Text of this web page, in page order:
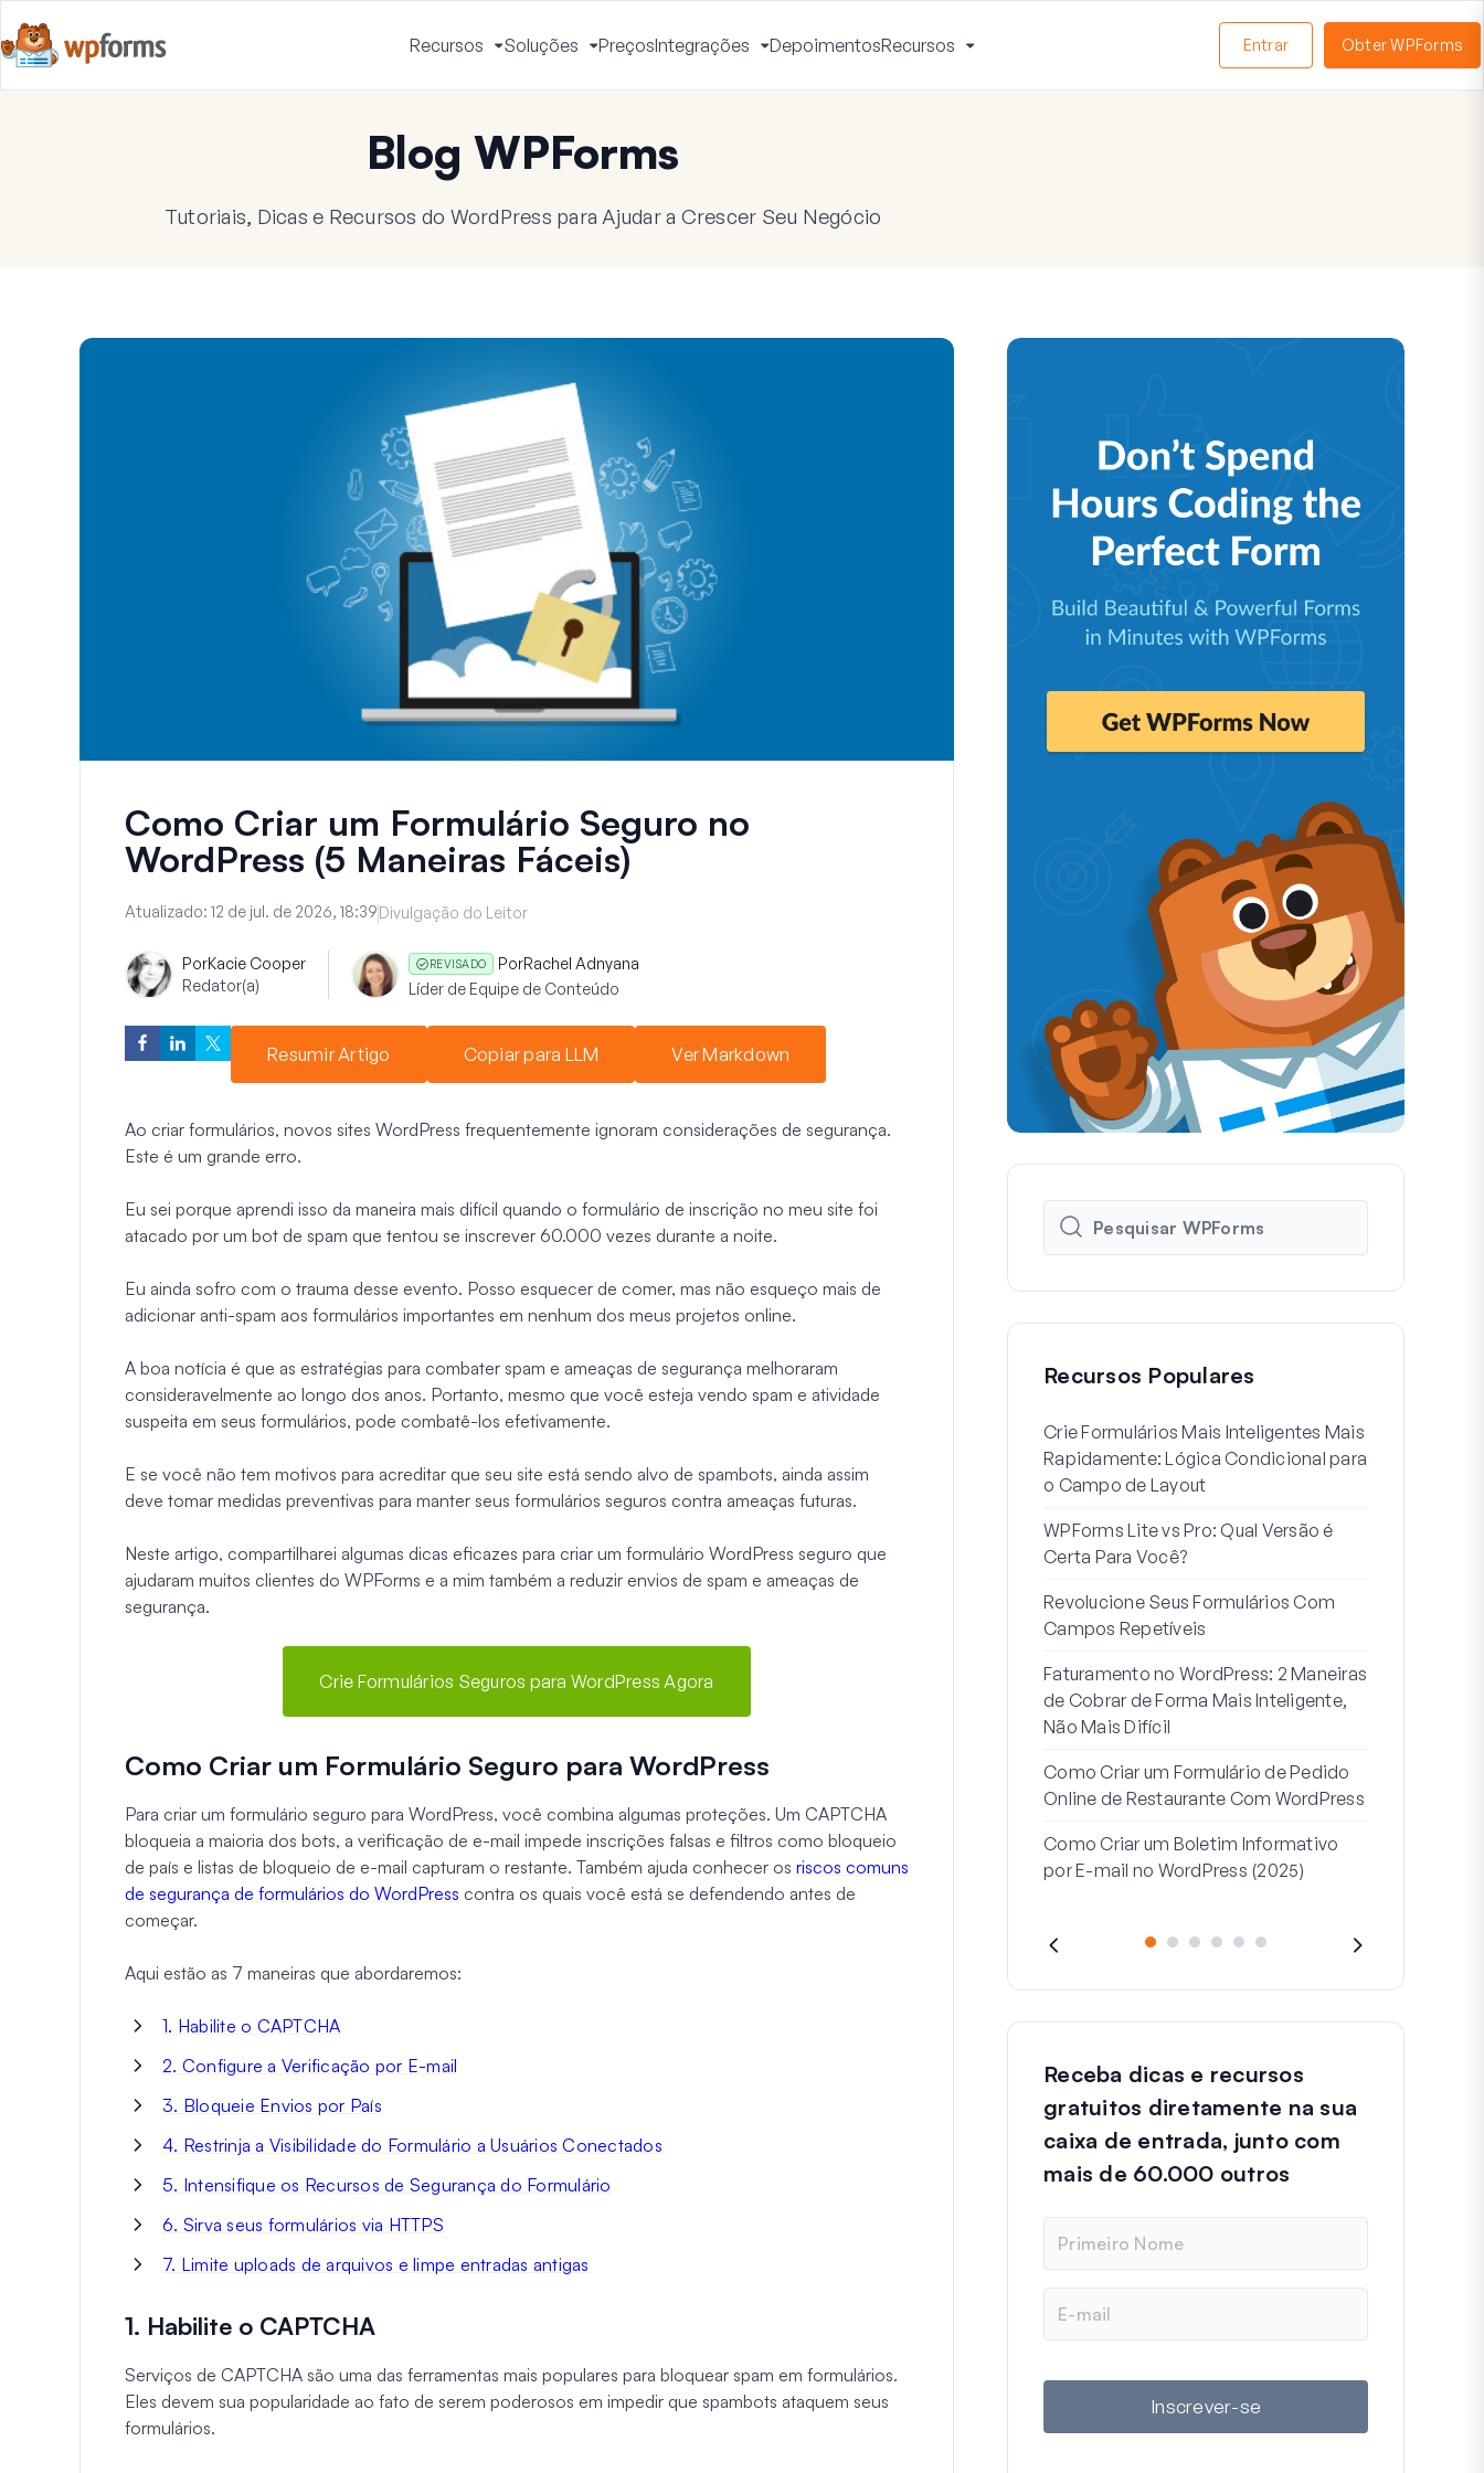
Recursos
Alternar
Menu
Soluções
Alternar
Menu
PreçosIntegrações
Alternar
Menu
DepoimentosRecursos
Menu
Entrar Obter WPForms
Blog WPForms
Tutoriais, Dicas e Recursos do WordPress para Ajudar a Crescer Seu Negócio
Como Criar um Formulário Seguro no
WordPress (5 Maneiras Fáceis)
Atualizado: 12 de jul. de 2026, 18:39Divulgação do Leitor
PorKacie Cooper
Redator(a)
REVISADO PorRachel Adnyana
Líder de Equipe de Conteúdo
Resumir Artigo Copiar para LLM Ver Markdown
Ao criar formulários, novos sites WordPress frequentemente ignoram considerações de segurança.
Este é um grande erro.
Eu sei porque aprendi isso da maneira mais difícil quando o formulário de inscrição no meu site foi
atacado por um bot de spam que tentou se inscrever 60.000 vezes durante a noite.
Eu ainda sofro com o trauma desse evento. Posso esquecer de comer, mas não esqueço mais de
adicionar anti-spam aos formulários importantes em nenhum dos meus projetos online.
A boa notícia é que as estratégias para combater spam e ameaças de segurança melhoraram
consideravelmente ao longo dos anos. Portanto, mesmo que você esteja vendo spam e atividade
suspeita em seus formulários, pode combatê-los efetivamente.
E se você não tem motivos para acreditar que seu site está sendo alvo de spambots, ainda assim
deve tomar medidas preventivas para manter seus formulários seguros contra ameaças futuras.
Neste artigo, compartilharei algumas dicas eficazes para criar um formulário WordPress seguro que
ajudaram muitos clientes do WPForms e a mim também a reduzir envios de spam e ameaças de
segurança.
Crie Formulários Seguros para WordPress Agora
Como Criar um Formulário Seguro para WordPress
Para criar um formulário seguro para WordPress, você combina algumas proteções. Um CAPTCHA
bloqueia a maioria dos bots, a verificação de e-mail impede inscrições falsas e filtros como bloqueio
de país e listas de bloqueio de e-mail capturam o restante. Também ajuda conhecer os riscos comuns
de segurança de formulários do WordPress contra os quais você está se defendendo antes de
começar.
Aqui estão as 7 maneiras que abordaremos:
1. Habilite o CAPTCHA
2. Configure a Verificação por E-mail
3. Bloqueie Envios por País
4. Restrinja a Visibilidade do Formulário a Usuários Conectados
5. Intensifique os Recursos de Segurança do Formulário
6. Sirva seus formulários via HTTPS
7. Limite uploads de arquivos e limpe entradas antigas
1. Habilite o CAPTCHA
Serviços de CAPTCHA são uma das ferramentas mais populares para bloquear spam em formulários.
Eles devem sua popularidade ao fato de serem poderosos em impedir que spambots ataquem seus
formulários.
Recursos Populares
Crie Formulários Mais Inteligentes Mais
Rapidamente: Lógica Condicional para
o Campo de Layout
WPForms Lite vs Pro: Qual Versão é
Certa Para Você?
Revolucione Seus Formulários Com
Campos Repetíveis
Faturamento no WordPress: 2 Maneiras
de Cobrar de Forma Mais Inteligente,
Não Mais Difícil
Como Criar um Formulário de Pedido
Online de Restaurante Com WordPress
Como Criar um Boletim Informativo
por E-mail no WordPress (2025)
Receba dicas e recursos
gratuitos diretamente na sua
caixa de entrada, junto com
mais de 60.000 outros
m
e
m
i
Inscrever-se